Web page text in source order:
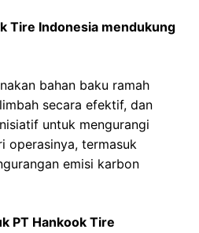
Tire Indonesia mendukung
bahan baku ramah
secara efektif, dan
untuk mengurangi
operasinya, termasuk
emisi karbon
PT Hankook Tire